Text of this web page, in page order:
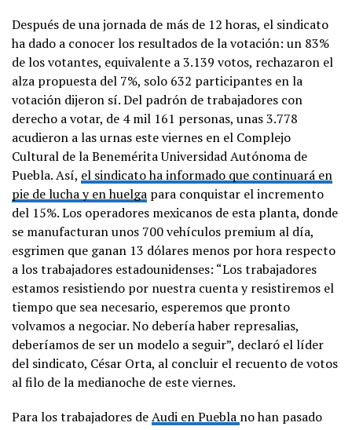
Después de una jornada de más de 12 horas, el sindicato
ha dado a conocer los resultados de la votación: un 83%
de los votantes, equivalente a 3.139 votos, rechazaron el
alza propuesta del 7%, solo 632 participantes en la
votación dijeron sí. Del padrón de trabajadores con
derecho a votar, de 4 mil 161 personas, unas 3.778
acudieron a las urnas este viernes en el Complejo
Cultural de la Benemérita Universidad Autónoma de
Puebla. Así, el sindicato ha informado que continuará en
pie de lucha y en huelga para conquistar el incremento
del 15%. Los operadores mexicanos de esta planta, donde
se manufacturan unos 700 vehículos premium al día,
esgrimen que ganan 13 dólares menos por hora respecto
a los trabajadores estadounidenses: “Los trabajadores
estamos resistiendo por nuestra cuenta y resistiremos el
tiempo que sea necesario, esperemos que pronto
volvamos a negociar. No debería haber represalias,
deberíamos de ser un modelo a seguir”, declaró el líder
del sindicato, César Orta, al concluir el recuento de votos
al filo de la medianoche de este viernes.
Para los trabajadores deAudi en Puebla no han pasado